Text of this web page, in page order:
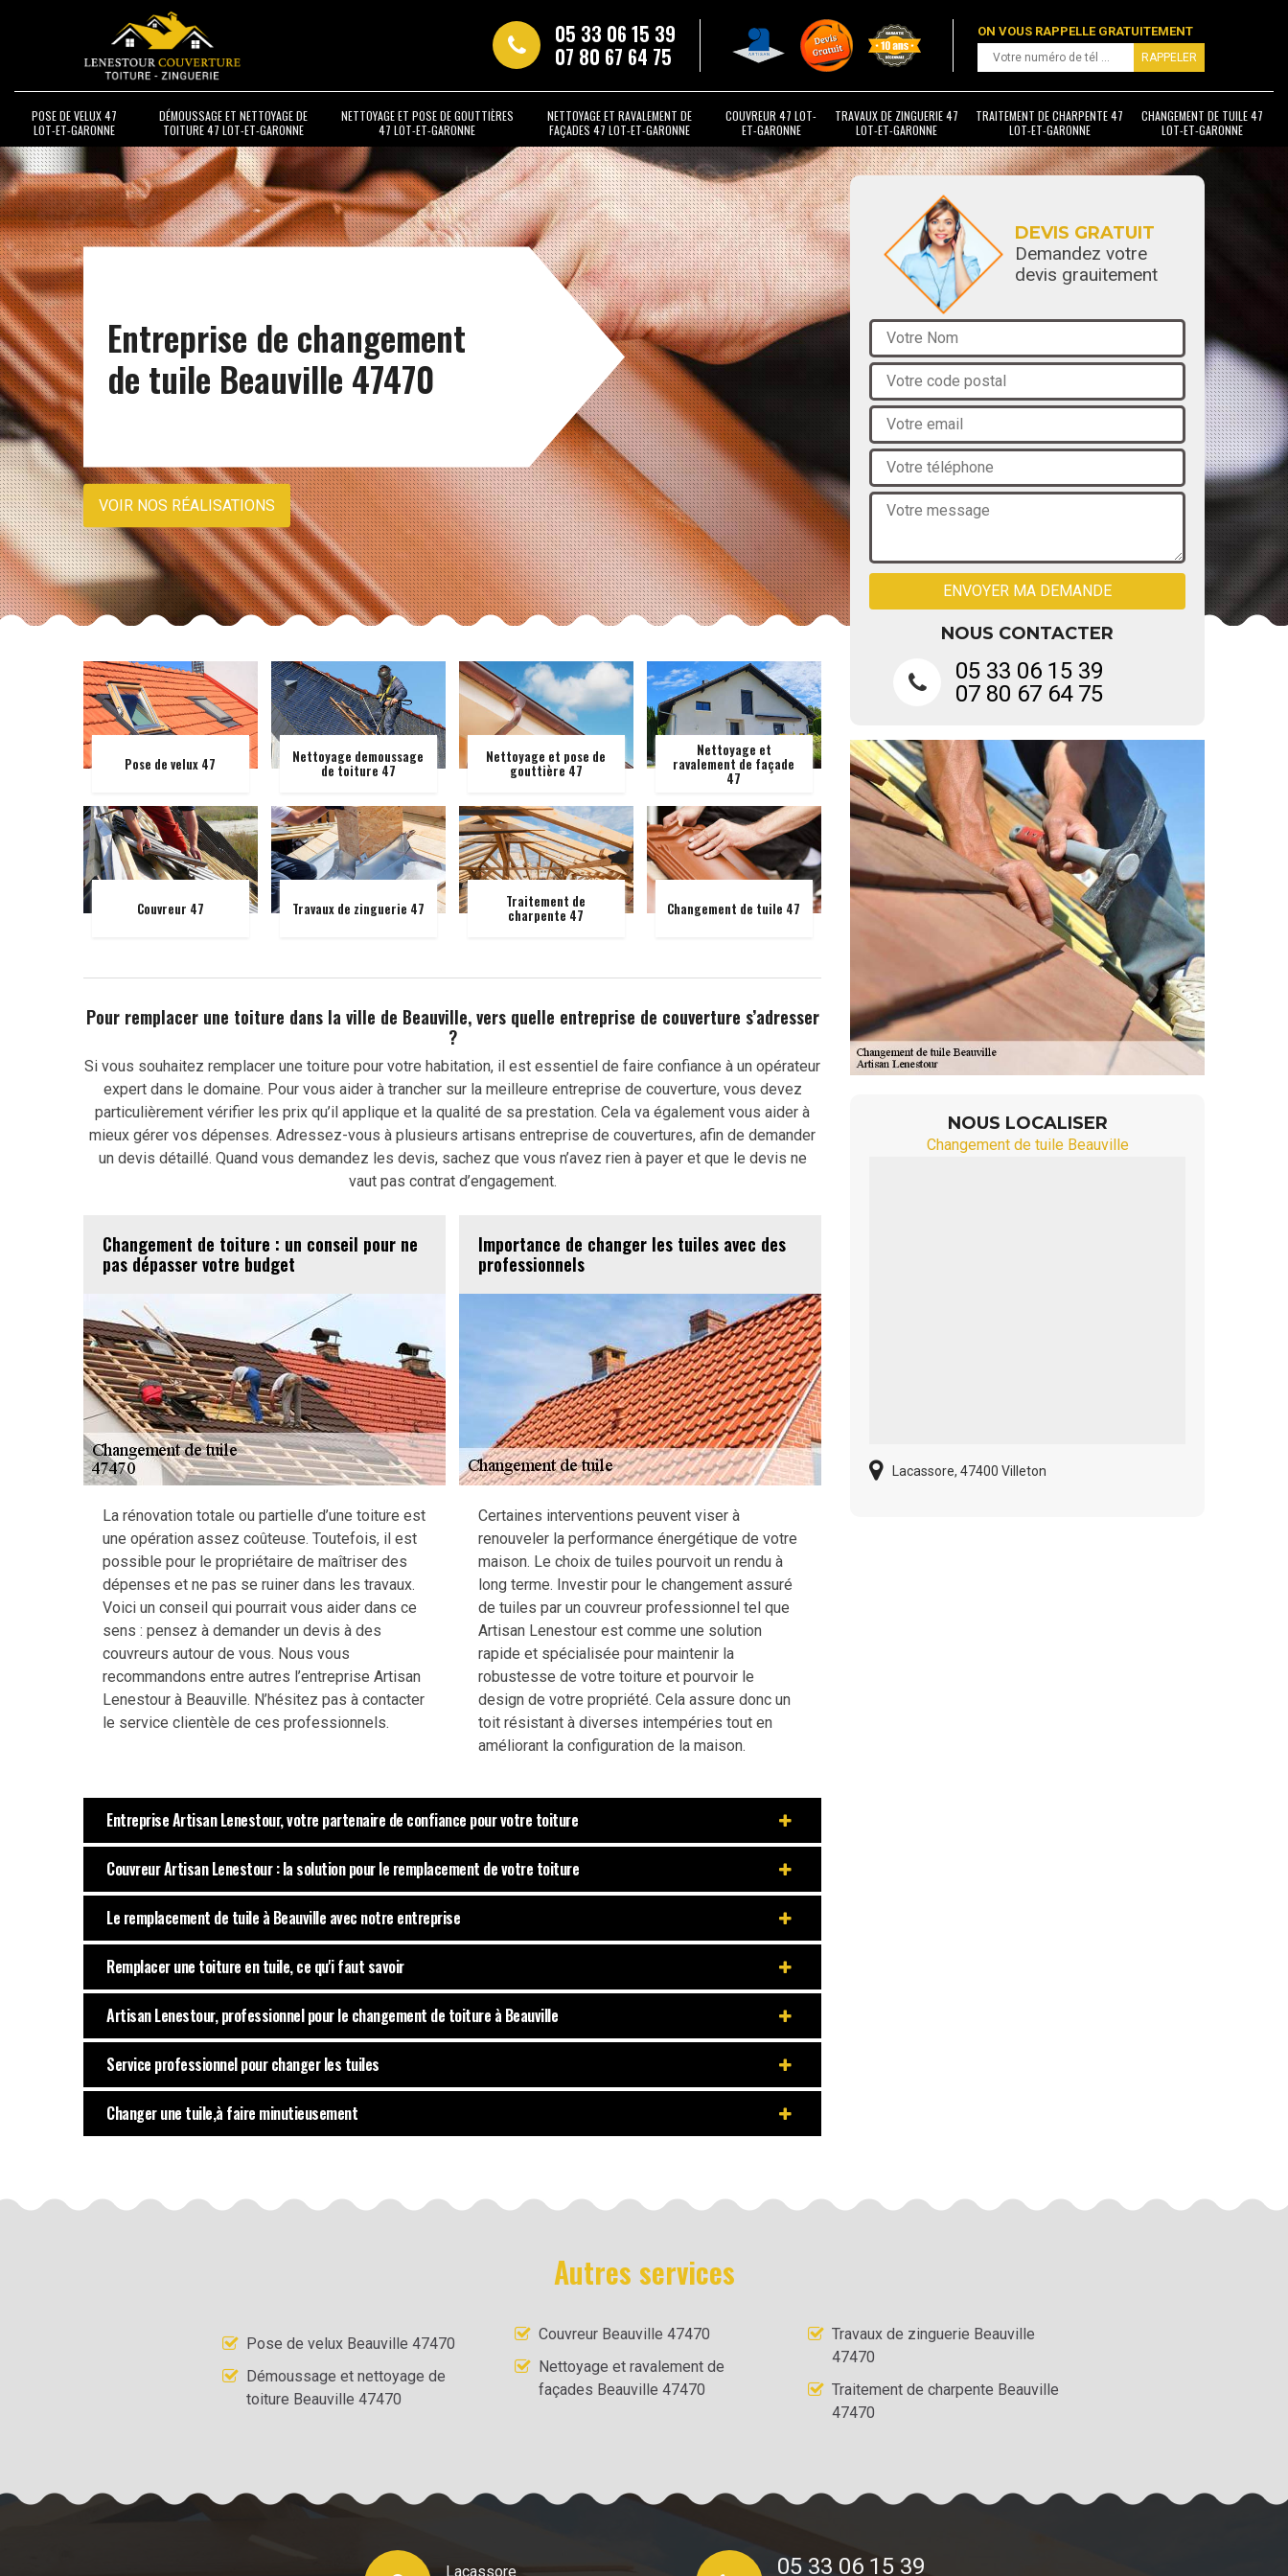
05 33 06 15 39
07 80 67 64 75
ON VOUS RAPPELLE GRATUITEMENT
POSE DE VELUX 47
LOT-ET-GARONNE
DÉMOUSSAGE ET NETTOYAGE DE
TOITURE 47 LOT-ET-GARONNE
NETTOYAGE ET POSE DE GOUTTIÈRES
47 LOT-ET-GARONNE
NETTOYAGE ET RAVALEMENT DE
FAÇADES 47 LOT-ET-GARONNE
COUVREUR 47 LOT-
ET-GARONNE
TRAVAUX DE ZINGUERIE 47
LOT-ET-GARONNE
TRAITEMENT DE CHARPENTE 47
LOT-ET-GARONNE
CHANGEMENT DE TUILE 47
LOT-ET-GARONNE
Entreprise de changement
de tuile Beauville 47470
VOIR NOS RÉALISATIONS
Pose de velux 47 Nettoyage demoussage
de toiture 47
Nettoyage et pose de
gouttière 47
Nettoyage et
ravalement de façade
47
Couvreur 47 Travaux de zinguerie 47 Traitement de
charpente 47 Changement de tuile 47
Pour remplacer une toiture dans la ville de Beauville, vers quelle entreprise de couverture s’adresser
?
Si vous souhaitez remplacer une toiture pour votre habitation, il est essentiel de faire confiance à un opérateur
expert dans le domaine. Pour vous aider à trancher sur la meilleure entreprise de couverture, vous devez
particulièrement vérifier les prix qu’il applique et la qualité de sa prestation. Cela va également vous aider à
mieux gérer vos dépenses. Adressez-vous à plusieurs artisans entreprise de couvertures, afin de demander
un devis détaillé. Quand vous demandez les devis, sachez que vous n’avez rien à payer et que le devis ne
vaut pas contrat d’engagement.
Changement de toiture : un conseil pour ne
pas dépasser votre budget
La rénovation totale ou partielle d’une toiture est
une opération assez coûteuse. Toutefois, il est
possible pour le propriétaire de maîtriser des
dépenses et ne pas se ruiner dans les travaux.
Voici un conseil qui pourrait vous aider dans ce
sens : pensez à demander un devis à des
couvreurs autour de vous. Nous vous
recommandons entre autres l’entreprise Artisan
Lenestour à Beauville. N’hésitez pas à contacter
le service clientèle de ces professionnels.
Importance de changer les tuiles avec des
professionnels
Certaines interventions peuvent viser à
renouveler la performance énergétique de votre
maison. Le choix de tuiles pourvoit un rendu à
long terme. Investir pour le changement assuré
de tuiles par un couvreur professionnel tel que
Artisan Lenestour est comme une solution
rapide et spécialisée pour maintenir la
robustesse de votre toiture et pourvoir le
design de votre propriété. Cela assure donc un
toit résistant à diverses intempéries tout en
améliorant la configuration de la maison.
Entreprise Artisan Lenestour, votre partenaire de confiance pour votre toiture
Couvreur Artisan Lenestour : la solution pour le remplacement de votre toiture
Le remplacement de tuile à Beauville avec notre entreprise
Remplacer une toiture en tuile, ce qu'i faut savoir
Artisan Lenestour, professionnel pour le changement de toiture à Beauville
Service professionnel pour changer les tuiles
Changer une tuile,à faire minutieusement
DEVIS GRATUIT
Demandez votre
devis grauitement
NOUS CONTACTER
05 33 06 15 39
07 80 67 64 75
NOUS LOCALISER
Changement de tuile Beauville
Lacassore, 47400 Villeton
Autres services
Pose de velux Beauville 47470
Démoussage et nettoyage de
toiture Beauville 47470
Couvreur Beauville 47470
Nettoyage et ravalement de
façades Beauville 47470
Travaux de zinguerie Beauville
47470
Traitement de charpente Beauville
47470
Lacassore 05 33 06 15 39